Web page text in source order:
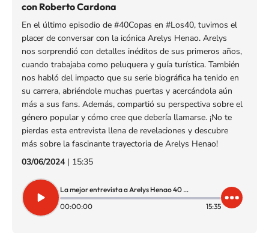
con Roberto Cardona
En el último episodio de #40Copas en #Los40, tuvimos el
placer de conversar con la icónica Arelys Henao. Arelys
nos sorprendió con detalles inéditos de sus primeros años,
cuando trabajaba como peluquera y guía turística. También
nos habló del impacto que su serie biográfica ha tenido en
su carrera, abriéndole muchas puertas y acercándola aún
más a sus fans. Además, compartió su perspectiva sobre el
género popular y cómo cree que debería llamarse. ¡No te
pierdas esta entrevista llena de revelaciones y descubre
más sobre la fascinante trayectoria de Arelys Henao!
03/06/2024 | 15:35
La mejor entrevista a Arelys Henao 40 COPAS con Roberto Cardona
00:00:00
15:35